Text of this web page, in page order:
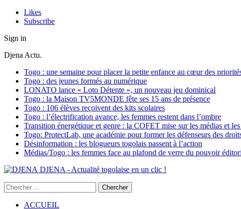
Likes
Subscribe
Sign in
Djena Actu.
Togo : une semaine pour placer la petite enfance au cœur des
Togo : des jeunes formés au numérique
LONATO lance « Loto Détente », un nouveau jeu dominical
Togo : la Maison TV5MONDE fête ses 15 ans de présence
Togo : 106 élèves reçoivent des kits scolaires
Togo : l’électrification avance, les femmes restent dans l’ombre
Transition énergétique et genre : la COFET mise sur les médias et
Togo: ProtectLab, une académie pour former les défenseurs des
Désinformation : les blogueurs togolais passent à l’action
Médias/Togo : les femmes face au plafond de verre du pouvoir
DJENA - Actualité togolaise en un clic !
ACCUEIL